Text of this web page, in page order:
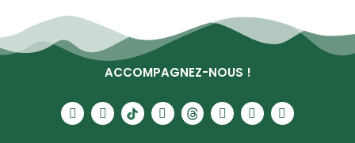
ACCOMPAGNEZ-NOUS !